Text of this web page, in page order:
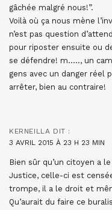
gâchée malgré nous!”.
Voilà où ça nous mène
n’est pas question
pour riposter ensuite ou
se défendre! m….., un
gens avec un danger réel
arrêter, bien au contraire!
KERNEILLA DIT :
3 AVRIL 2015 À 23 H 23 MIN
Bien sûr qu’un citoyen a
Justice, celle-ci est
trompe, il a le droit et
Qu’aurait du faire ce